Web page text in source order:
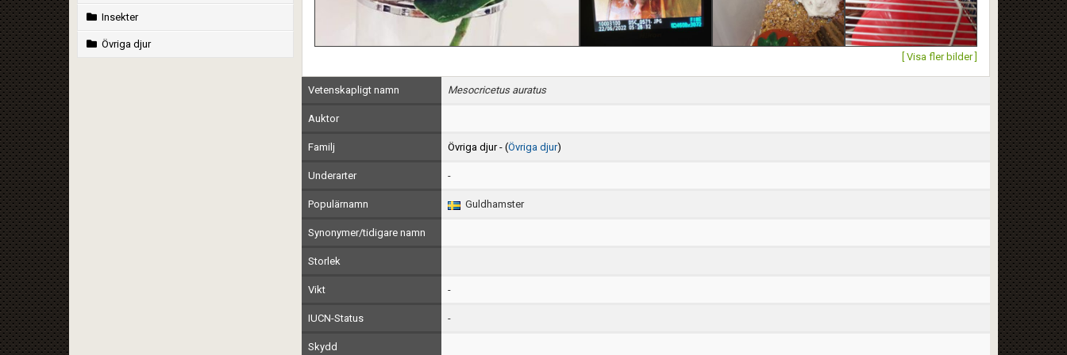
Insekter
Övriga djur
[ Visa fler bilder ]
Vetenskapligt namn Mesocricetus auratus
Auktor
Familj Övriga djur - (Övriga djur)
Underarter -
Populärnamn Guldhamster
Synonymer/tidigare namn
Storlek
Vikt -
IUCN-Status -
Skydd